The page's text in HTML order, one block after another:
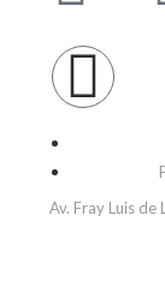
Av. Fray Luis